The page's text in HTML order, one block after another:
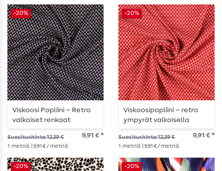
-20%
Viskoosi Popliini – Retro
valkoiset renkaat
laivastonsinisellä
Suositushinta 12,39 € 9,91 € *
1 metriä | 9,91 € / metriä
-20%
Viskoosipopliini – retro
ympyrät valkoisella
punaisella pohjalla
Suositushinta 12,39 € 9,91 € *
1 metriä | 9,91 € / metriä
-20% -20%